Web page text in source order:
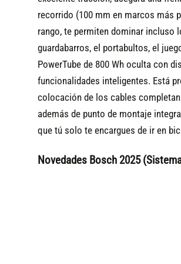
recorrido (100 mm en marcos más
rango, te permiten dominar incluso
guardabarros, el portabultos, el
PowerTube de 800 Wh oculta con
funcionalidades inteligentes. Está
colocación de los cables
además de punto de montaje
que tú solo te encargues de ir en
Novedades Bosch 2025